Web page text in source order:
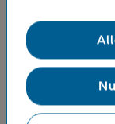
Strategische
Shanghai,
einen hohen
Herstellern
wachsende